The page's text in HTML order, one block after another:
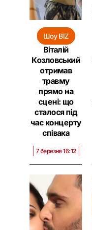
Шоу BIZ
Віталій
Козловський
отримав
травму
прямо на
сцені: що
сталося під
час концерту
співака
7 березня 16:12